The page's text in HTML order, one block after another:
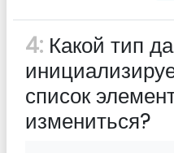
4: Какой тип
список
измениться?